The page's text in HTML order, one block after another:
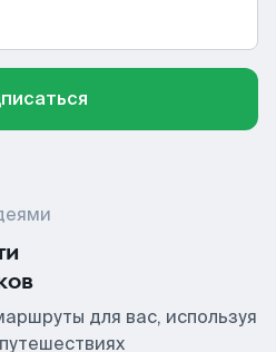
для вас, используя